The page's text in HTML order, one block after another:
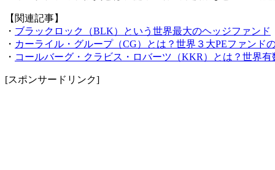
【関連記事】
・ ブラックロック（BLK）という世界最大のヘッジファンド
・ カーライル・グループ（CG）とは？世界３大PEファンド
・ コールバーグ・クラビス・ロバーツ（KKR）とは？世界有
[スポンサードリンク]